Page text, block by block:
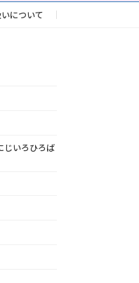
について
じいろひろば